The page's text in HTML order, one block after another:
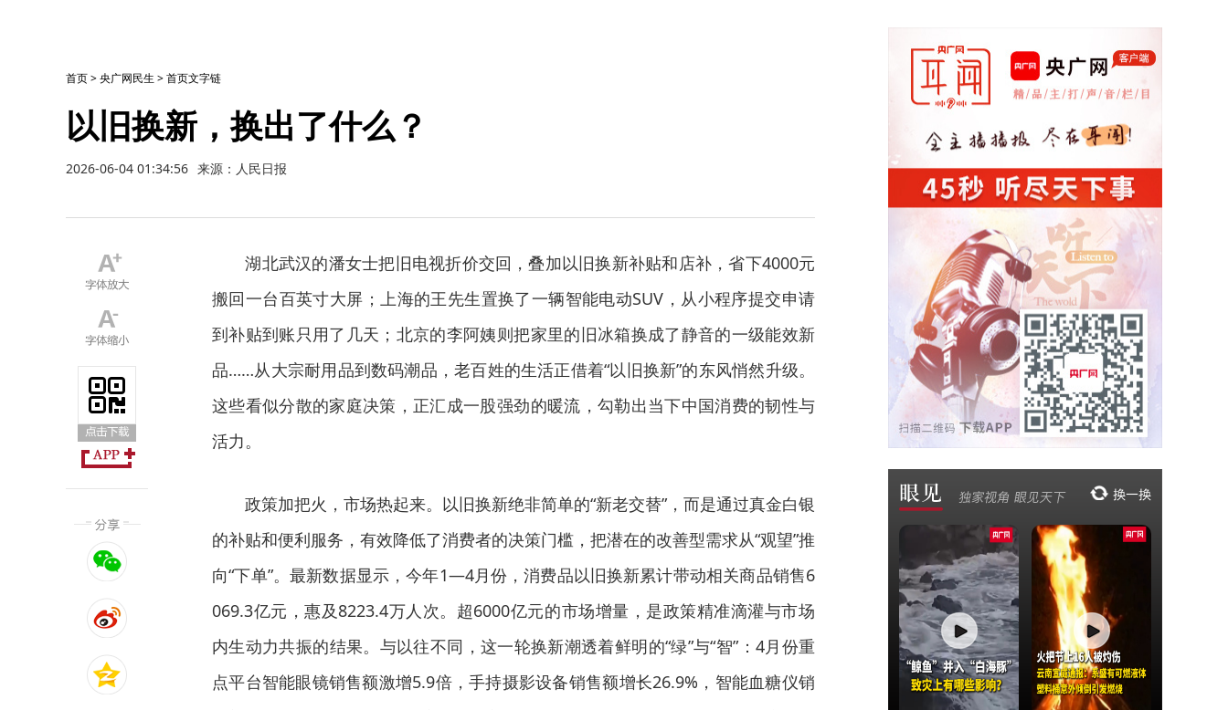
首页>央广网民生 >首页文字链
以旧换新，换出了什么？
2026-06-04 01:34:56 来源：人民日报
湖北武汉的潘女士把旧电视折价交回，叠加以旧换新补贴和店补，省下4000元
搬回一台百英寸大屏；上海的王先生置换了一辆智能电动SUV，从小程序提交申请
到补贴到账只用了几天；北京的李阿姨则把家里的旧冰箱换成了静音的一级能效新
品……从大宗耐用品到数码潮品，老百姓的生活正借着“以旧换新”的东风悄然升级。
这些看似分散的家庭决策，正汇成一股强劲的暖流，勾勒出当下中国消费的韧性与
活力。
政策加把火，市场热起来。以旧换新绝非简单的“新老交替”，而是通过真金白银
的补贴和便利服务，有效降低了消费者的决策门槛，把潜在的改善型需求从“观望”推
向“下单”。最新数据显示，今年1—4月份，消费品以旧换新累计带动相关商品销售6
069.3亿元，惠及8223.4万人次。超6000亿元的市场增量，是政策精准滴灌与市场
内生动力共振的结果。与以往不同，这一轮换新潮透着鲜明的“绿”与“智”：4月份重
点平台智能眼镜销售额激增5.9倍，手持摄影设备销售额增长26.9%，智能血糖仪销